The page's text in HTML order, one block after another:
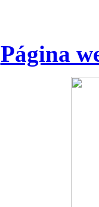
Página